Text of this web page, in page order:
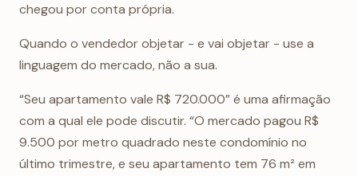
chegou por conta própria.
Quando o vendedor objetar - e vai objetar - use a
linguagem do mercado, não a sua.
“Seu apartamento vale R$ 720.000” é uma afirmação
com a qual ele pode discutir. “O mercado pagou R$
9.500 por metro quadrado neste condomínio no
último trimestre, e seu apartamento tem 76 m² em